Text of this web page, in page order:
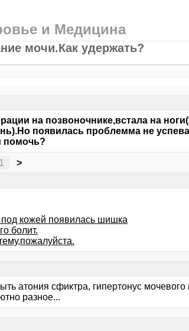
и Медицина
мочи.Как удержать?
на позвоночнике,встала на
появилась проблемма не
помочь?
1 >
кожей появилась шишка
болит.
атония сфиктра, гипертонус мочевого
разное...